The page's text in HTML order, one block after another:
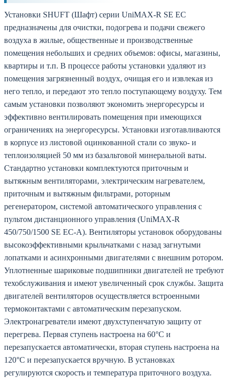
Установки SHUFT (Шафт) серии UniMAX-R SE EC
предназначены для очистки, подогрева и подачи свежего
воздуха в жилые, общественные и производственные
помещения небольших и средних объемов: офисы, магазины,
квартиры и т.п. В процессе работы установки удаляют из
помещения загрязненный воздух, очищая его и извлекая из
него тепло, и передают это тепло поступающему воздуху. Тем
самым установки позволяют экономить энергоресурсы и
эффективно вентилировать помещения при имеющихся
ограничениях на энергоресурсы. Установки изготавливаются
в корпусе из листовой оцинкованной стали со звуко- и
теплоизоляцией 50 мм из базальтовой минеральной ваты.
Стандартно установки комплектуются приточным и
вытяжным вентиляторами, электрическим нагревателем,
приточным и вытяжным фильтрами, роторным
регенератором, системой автоматического управления с
пультом дистанционного управления (UniMAX-R
450/750/1500 SE EC-A). Вентиляторы установок оборудованы
высокоэффективными крыльчатками с назад загнутыми
лопатками и асинхронными двигателями с внешним ротором.
Уплотненные шариковые подшипники двигателей не требуют
техобслуживания и имеют увеличенный срок службы. Защита
двигателей вентиляторов осуществляется встроенными
термоконтактами с автоматическим перезапуском.
Электронагреватели имеют двухступенчатую защиту от
перегрева. Первая ступень настроена на 60°С и
перезапускается автоматически, вторая ступень настроена на
120°С и перезапускается вручную. В установках
регулируются скорость и температура приточного воздуха.